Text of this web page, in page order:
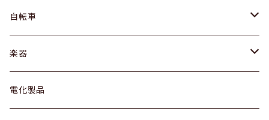
ドレッサー
シェルフ
キュリオケース / 飾り棚
アウター
トップス
ワンピース
プレート / ボウル
カトラリー
ケトル / ティーポット
自転車
dahon
楽器
ギター
電化製品